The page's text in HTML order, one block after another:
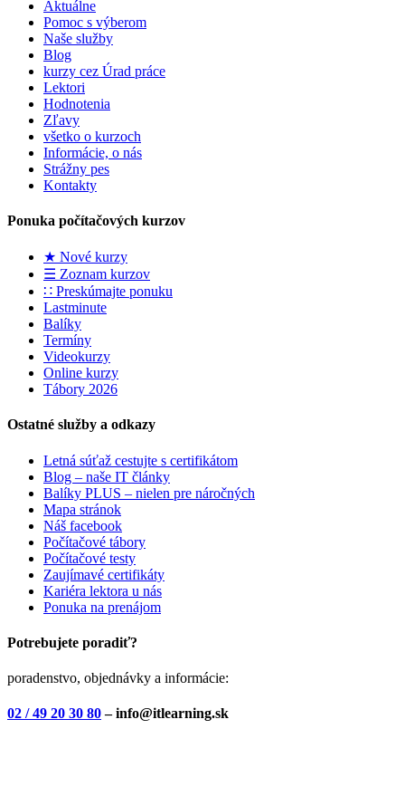
Aktuálne
Pomoc s výberom
Naše služby
Blog
kurzy cez Úrad práce
Lektori
Hodnotenia
Zľavy
všetko o kurzoch
Informácie, o nás
Strážny pes
Kontakty
Ponuka počítačových kurzov
★ Nové kurzy
☰ Zoznam kurzov
∷ Preskúmajte ponuku
Lastminute
Balíky
Termíny
Videokurzy
Online kurzy
Tábory 2026
Ostatné služby a odkazy
Letná súťaž cestujte s certifikátom
Blog – naše IT články
Balíky PLUS – nielen pre náročných
Mapa stránok
Náš facebook
Počítačové tábory
Počítačové testy
Zaujímavé certifikáty
Kariéra lektora u nás
Ponuka na prenájom
Potrebujete poradiť?
poradenstvo, objednávky a informácie:
02 / 49 20 30 80– info@itlearning.sk